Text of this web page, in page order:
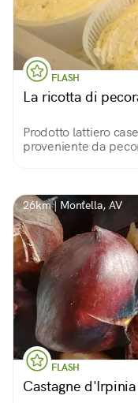
FLASH
La ricotta di
Prodotto lattiero
proveniente da
26km | Montella, AV
FLASH
Castagne d'Irpinia